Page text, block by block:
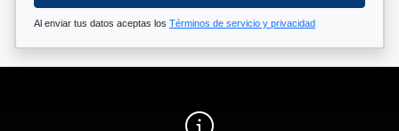
Al enviar tus datos aceptas los Términos de servicio y privacidad